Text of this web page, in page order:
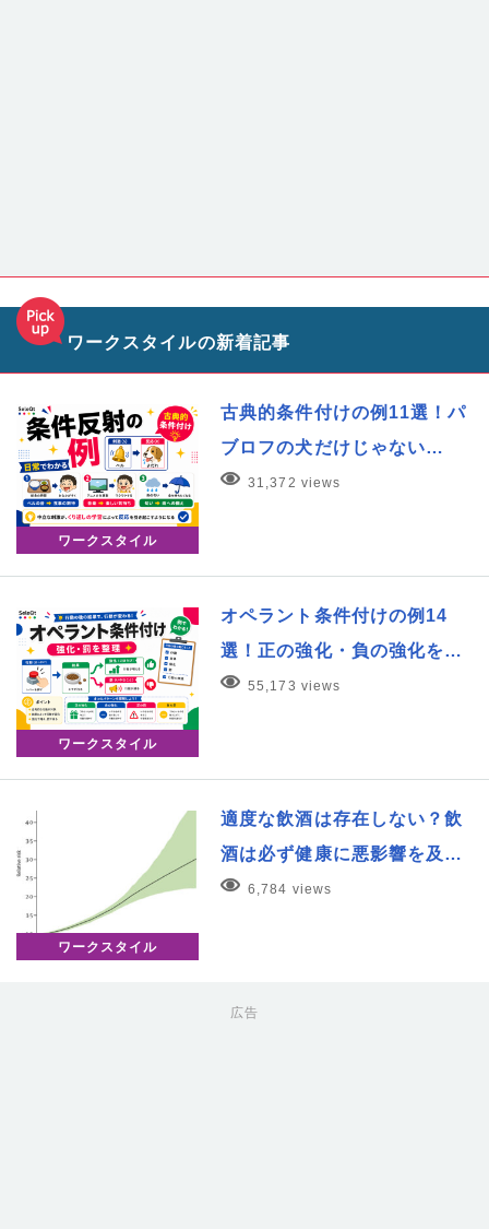
ワークスタイルの新着記事
ワークスタイル
古典的条件付けの例11選！パ
ブロフの犬だけじゃない…
31,372 views
ワークスタイル
オペラント条件付けの例14
選！正の強化・負の強化を…
55,173 views
ワークスタイル
適度な飲酒は存在しない？飲
酒は必ず健康に悪影響を及…
6,784 views
広告